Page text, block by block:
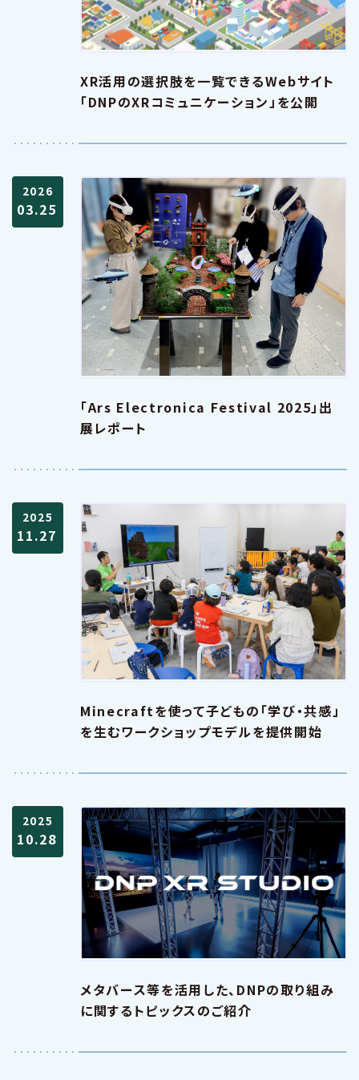
XR活用の選択肢を一覧できるWebサイト
「DNPのXRコミュニケーション」を公開
2026
03.25
「Ars Electronica Festival 2025」出
展レポート
2025
11.27
Minecraftを使って子どもの「学び・共感」
を生むワークショップモデルを提供開始
2025
10.28
メタバース等を活用した、DNPの取り組み
に関するトピックスのご紹介